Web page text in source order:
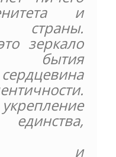
и
страны.
зеркало
бытия
единства,
и